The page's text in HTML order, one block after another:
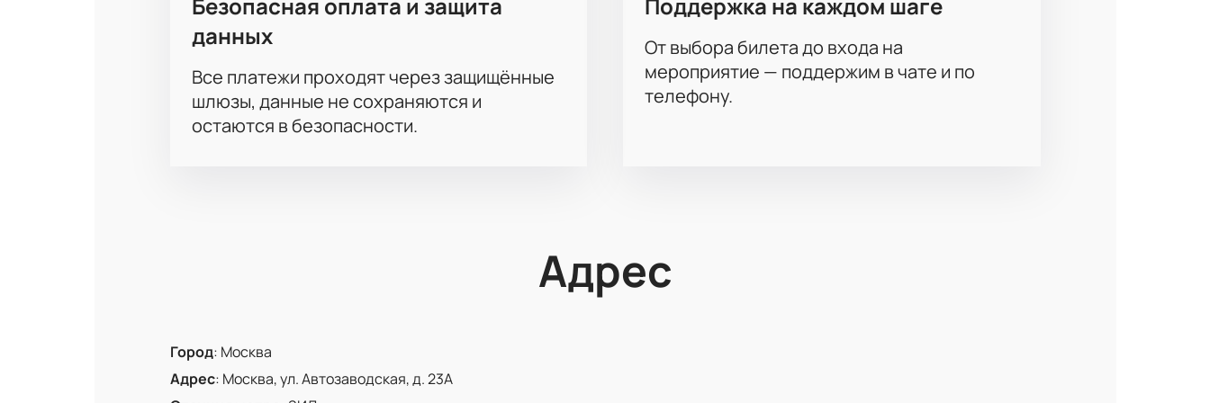
данных
Все платежи проходят через защищённые
шлюзы, данные не сохраняются и
остаются в безопасности.
От выбора билета до входа на
мероприятие — поддержим в чате и по
телефону.
Адрес
Город: Москва
Адрес: Москва, ул. Автозаводская, д. 23А